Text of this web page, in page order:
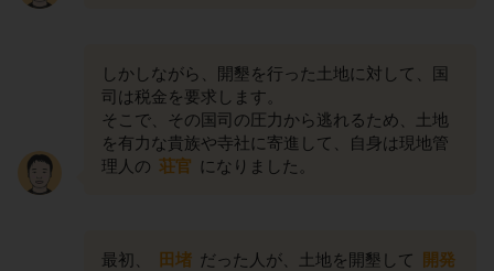
しかしながら、開墾を行った土地に対して、国
司は税金を要求します。
そこで、その国司の圧力から逃れるため、土地
を有力な貴族や寺社に寄進して、自身は現地管
理人の 荘官 になりました。
最初、 田堵 だった人が、土地を開墾して
開発